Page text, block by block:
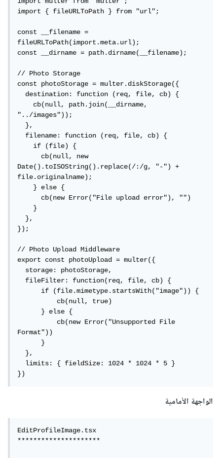
import { fileURLToPath } from "url";
const __filename =
fileURLToPath(import.meta.url);
const __dirname = path.dirname(__filename);
// Photo Storage
const photoStorage = multer.diskStorage({
  destination: function (req, file, cb) {
    cb(null, path.join(__dirname,
"../images"));
  },
  filename: function (req, file, cb) {
    if (file) {
      cb(null, new
Date().toISOString().replace(/:/g, "-") +
file.originalname);
    } else {
      cb(new Error("File upload error"), "")
    }
  },
});
// Photo Upload Middleware
export const photoUpload = multer({
  storage: photoStorage,
  fileFilter: function(req, file, cb) {
      if (file.mimetype.startsWith("image")) {
          cb(null, true)
      } else {
          cb(new Error("Unsupported File
Format"))
      }
  },
  limits: { fieldSize: 1024 * 1024 * 5 }
})
الواجهة الأمامية
EditProfileImage.tsx
*********************